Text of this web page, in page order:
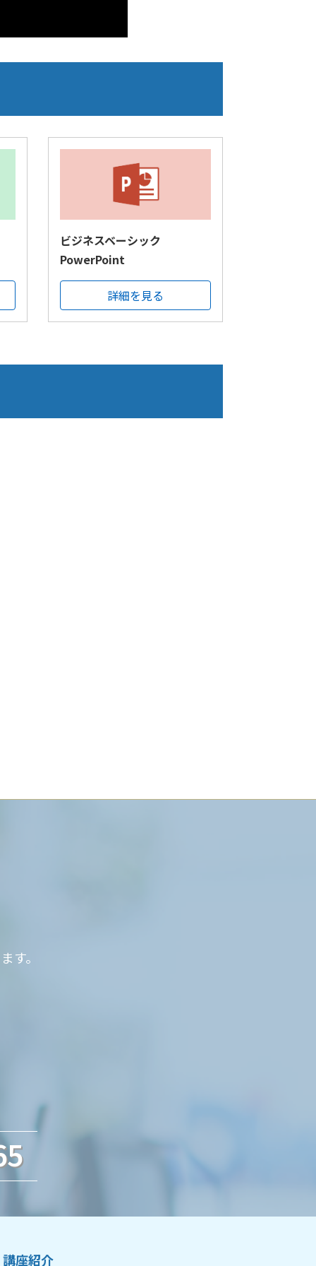
ビジネスベーシック
PowerPoint
詳細を見る
す。
講座紹介